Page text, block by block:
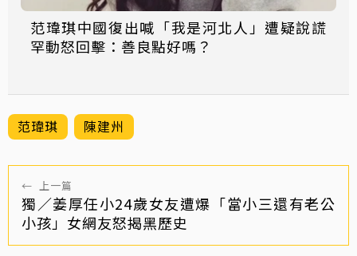
范瑋琪中國復出喊「我是河北人」遭疑說謊
罕動怒回擊：善良點好嗎？
范瑋琪 陳建州
← 上一篇
獨／姜厚任小24歲女友遭爆「當小三還有老公
小孩」女網友怒揭黑歷史